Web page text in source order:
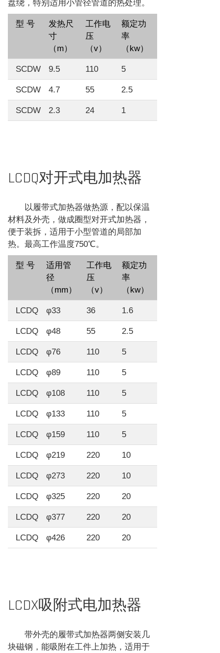
盘绕，特别适用小管径管道的热处理。
型 号
发热尺
寸
（m）
工作电
压
（v）
额定功
率
（kw）
SCDW 9.5 110 5
SCDW 4.7 55 2.5
SCDW 2.3 24 1
LCDQ对开式电加热器
以履带式加热器做热源，配以保温
材料及外壳，做成圈型对开式加热器，
便于装拆，适用于小型管道的局部加
热。最高工作温度750℃。
型 号
适用管
径
（mm）
工作电
压
（v）
额定功
率
（kw）
LCDQ φ33 36 1.6
LCDQ φ48 55 2.5
LCDQ φ76 110 5
LCDQ φ89 110 5
LCDQ φ108 110 5
LCDQ φ133 110 5
LCDQ φ159 110 5
LCDQ φ219 220 10
LCDQ φ273 220 10
LCDQ φ325 220 20
LCDQ φ377 220 20
LCDQ φ426 220 20
LCDX吸附式电加热器
带外壳的履带式加热器两侧安装几
块磁钢，能吸附在工件上加热，适用于